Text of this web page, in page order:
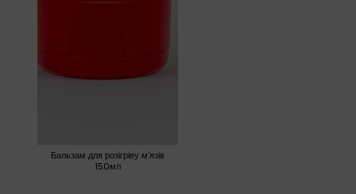
Бальзам для розігріву м’язів
150мл